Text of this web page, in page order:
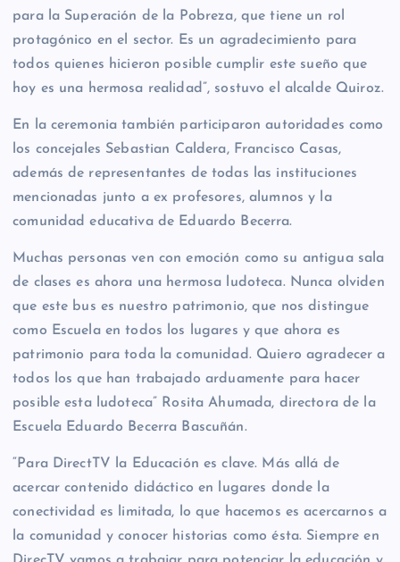
para la Superación de la Pobreza, que tiene un rol
protagónico en el sector. Es un agradecimiento para
todos quienes hicieron posible cumplir este sueño que
hoy es una hermosa realidad”, sostuvo el alcalde Quiroz.
En la ceremonia también participaron autoridades como
los concejales Sebastian Caldera, Francisco Casas,
además de representantes de todas las instituciones
mencionadas junto a ex profesores, alumnos y la
comunidad educativa de Eduardo Becerra.
Muchas personas ven con emoción como su antigua sala
de clases es ahora una hermosa ludoteca. Nunca olviden
que este bus es nuestro patrimonio, que nos distingue
como Escuela en todos los lugares y que ahora es
patrimonio para toda la comunidad. Quiero agradecer a
todos los que han trabajado arduamente para hacer
posible esta ludoteca” Rosita Ahumada, directora de la
Escuela Eduardo Becerra Bascuñán.
“Para DirectTV la Educación es clave. Más allá de
acercar contenido didáctico en lugares donde la
conectividad es limitada, lo que hacemos es acercarnos a
la comunidad y conocer historias como ésta. Siempre en